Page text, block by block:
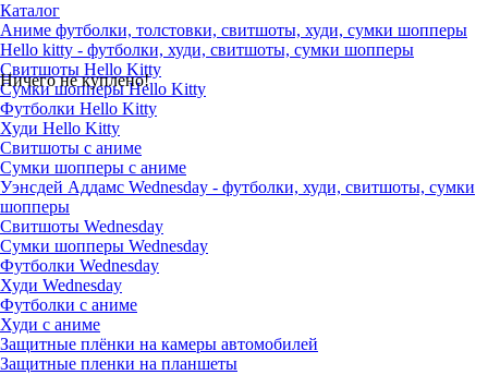
Ничего не куплено!
Каталог
Аниме футболки, толстовки, свитшоты, худи, сумки шопперы
Hello kitty - футболки, худи, свитшоты, сумки шопперы
Свитшоты Hello Kitty
Сумки шопперы Hello Kitty
Футболки Hello Kitty
Худи Hello Kitty
Свитшоты с аниме
Сумки шопперы с аниме
Уэнсдей Аддамс Wednesday - футболки, худи, свитшоты, сумки
шопперы
Свитшоты Wednesday
Сумки шопперы Wednesday
Футболки Wednesday
Худи Wednesday
Футболки с аниме
Худи с аниме
Защитные плёнки на камеры автомобилей
Защитные пленки на планшеты